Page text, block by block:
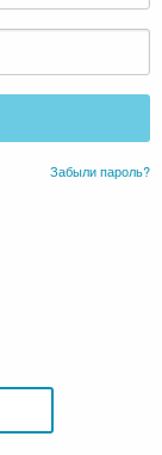
Забыли пароль?